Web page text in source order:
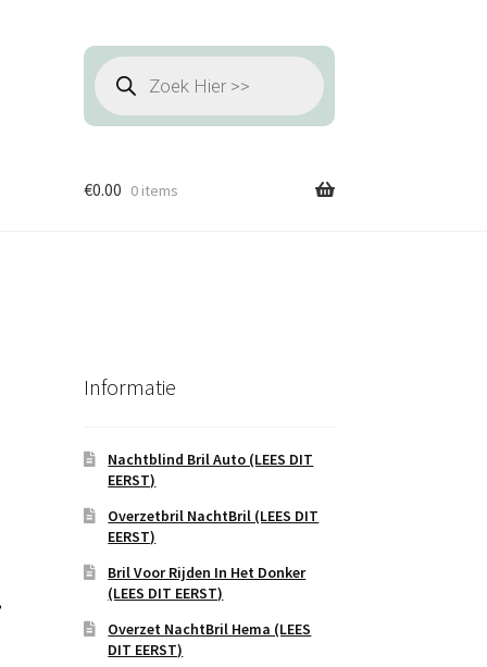
Producten
zoeken
€0.00 0 items
Informatie
Nachtblind Bril Auto (LEES DIT
EERST)
Overzetbril NachtBril (LEES DIT
EERST)
Bril Voor Rijden In Het Donker
(LEES DIT EERST)
Overzet NachtBril Hema (LEES
DIT EERST)